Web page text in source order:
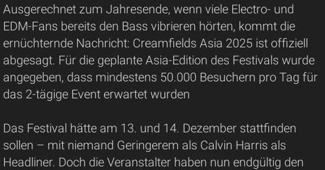
Ausgerechnet zum Jahresende, wenn viele Electro- und
EDM-Fans bereits den Bass vibrieren hörten, kommt die
ernüchternde Nachricht: Creamfields Asia 2025 ist offiziell
abgesagt. Für die geplante Asia-Edition des Festivals wurde
angegeben, dass mindestens 50.000 Besuchern pro Tag für
das 2-tägige Event erwartet wurden
Das Festival hätte am 13. und 14. Dezember stattfinden
sollen – mit niemand Geringerem als Calvin Harris als
Headliner. Doch die Veranstalter haben nun endgültig den